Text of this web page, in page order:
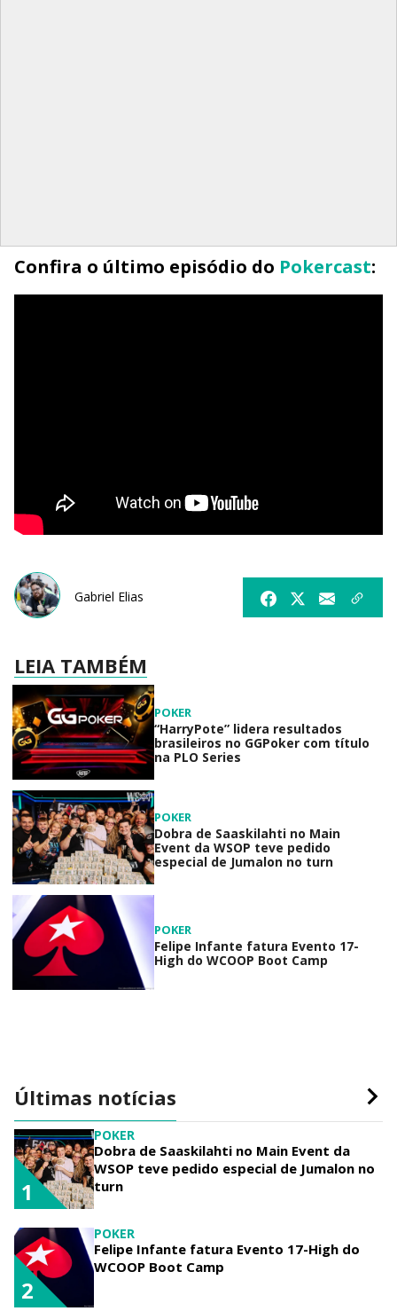
Confira o último episódio do Pokercast:
Gabriel Elias
LEIA TAMBÉM
POKER
“HarryPote” lidera resultados
brasileiros no GGPoker com título
na PLO Series
POKER
Dobra de Saaskilahti no Main
Event da WSOP teve pedido
especial de Jumalon no turn
POKER
Felipe Infante fatura Evento 17-
High do WCOOP Boot Camp
Últimas notícias
POKER
Dobra de Saaskilahti no Main Event da
WSOP teve pedido especial de Jumalon no
turn
1
POKER
Felipe Infante fatura Evento 17-High do
WCOOP Boot Camp
2